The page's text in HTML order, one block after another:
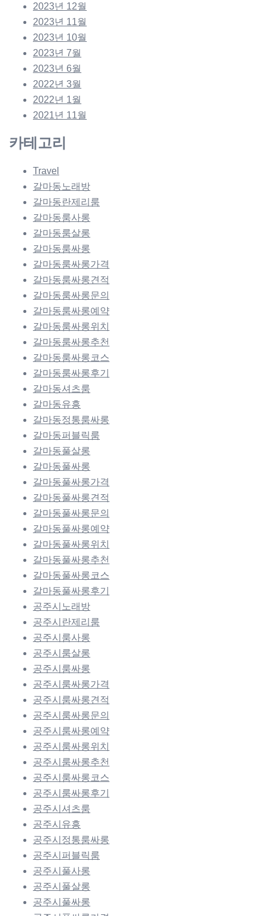
2023년 12월
2023년 11월
2023년 10월
2023년 7월
2023년 6월
2022년 3월
2022년 1월
2021년 11월
카테고리
Travel
갈마동노래방
갈마동란제리룸
갈마동룸사롱
갈마동룸살롱
갈마동룸싸롱
갈마동룸싸롱가격
갈마동룸싸롱견적
갈마동룸싸롱문의
갈마동룸싸롱예약
갈마동룸싸롱위치
갈마동룸싸롱추천
갈마동룸싸롱코스
갈마동룸싸롱후기
갈마동셔츠룸
갈마동유흥
갈마동정통룸싸롱
갈마동퍼블릭룸
갈마동풀살롱
갈마동풀싸롱
갈마동풀싸롱가격
갈마동풀싸롱견적
갈마동풀싸롱문의
갈마동풀싸롱예약
갈마동풀싸롱위치
갈마동풀싸롱추천
갈마동풀싸롱코스
갈마동풀싸롱후기
공주시노래방
공주시란제리룸
공주시룸사롱
공주시룸살롱
공주시룸싸롱
공주시룸싸롱가격
공주시룸싸롱견적
공주시룸싸롱문의
공주시룸싸롱예약
공주시룸싸롱위치
공주시룸싸롱추천
공주시룸싸롱코스
공주시룸싸롱후기
공주시셔츠룸
공주시유흥
공주시정통룸싸롱
공주시퍼블릭룸
공주시풀사롱
공주시풀살롱
공주시풀싸롱